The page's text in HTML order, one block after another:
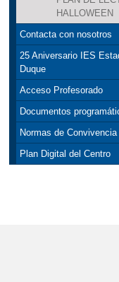
HALLOWEEN
Contacta con nosotros
25 Aniversario IES
Duque
Acceso Profesorado
Documentos
Normas de Convivencia
Plan Digital del Centro